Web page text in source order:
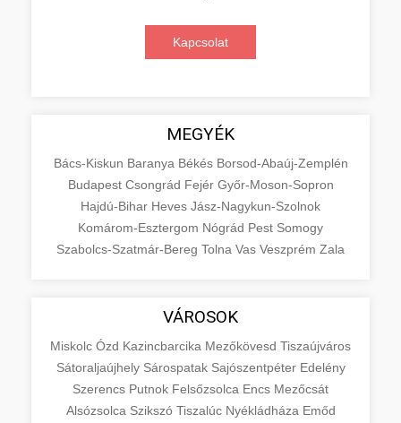
Kapcsolat
MEGYÉK
Bács-Kiskun Baranya Békés Borsod-Abaúj-Zemplén
Budapest Csongrád Fejér Győr-Moson-Sopron
Hajdú-Bihar Heves Jász-Nagykun-Szolnok
Komárom-Esztergom Nógrád Pest Somogy
Szabolcs-Szatmár-Bereg Tolna Vas Veszprém Zala
VÁROSOK
Miskolc Ózd Kazincbarcika Mezőkövesd Tiszaújváros
Sátoraljaújhely Sárospatak Sajószentpéter Edelény
Szerencs Putnok Felsőzsolca Encs Mezőcsát
Alsózsolca Szikszó Tiszalúc Nyékládháza Emőd